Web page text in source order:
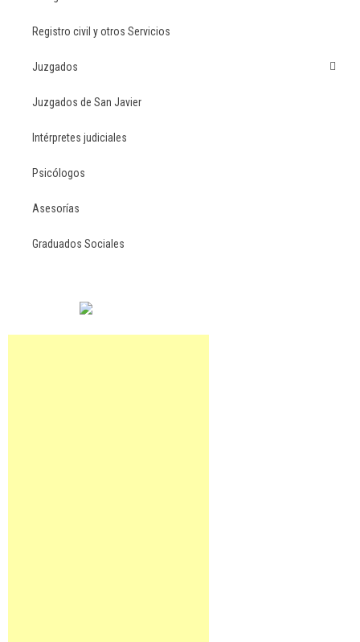
Registro civil y otros Servicios
Juzgados
Juzgados de San Javier
Intérpretes judiciales
Psicólogos
Asesorías
Graduados Sociales